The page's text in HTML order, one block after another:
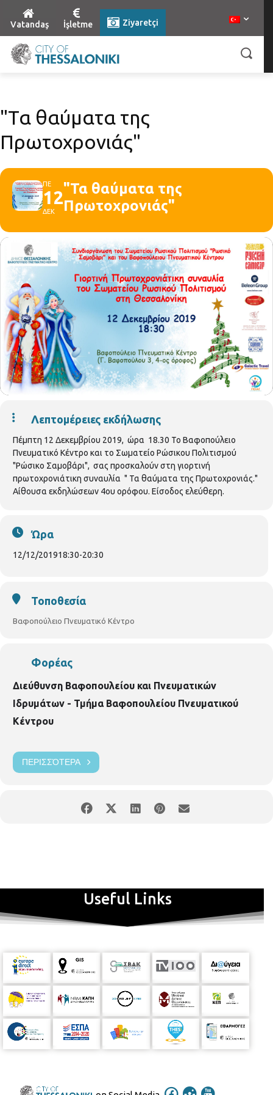
Vatandaş İşletme Ziyaretçi
"Τα θαύματα της
Πρωτοχρονιάς"
ΠΕ
12
ΔΕΚ
"Τα θαύματα της
Πρωτοχρονιάς"
Λεπτομέρειες εκδήλωσης
Πέμπτη 12 Δεκεμβρίου 2019, ώρα 18.30 Το Βαφοπούλειο
Πνευματικό Κέντρο και το Σωματείο Ρώσικου Πολιτισμού
"Ρώσικο Σαμοβάρι", σας προσκαλούν στη γιορτινή
πρωτοχρονιάτικη συναυλία " Τα θαύματα της Πρωτοχρονιάς."
Αίθουσα εκδηλώσεων 4ου ορόφου. Είσοδος ελεύθερη.
Ώρα
12/12/201918:30-20:30
Τοποθεσία
Βαφοπούλειο Πνευματικό Κέντρο
Φορέας
Διεύθυνση Βαφοπουλείου και Πνευματικών
Ιδρυμάτων - Τμήμα Βαφοπουλείου Πνευματικού
Κέντρου
ΠΕΡΙΣΣΌΤΕΡΑ
Useful Links